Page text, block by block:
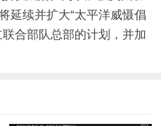
延续并扩大“太平洋威慑倡
合部队总部的计划，并加